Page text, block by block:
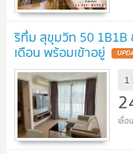
ริทึ่ม สุขุมวิท 50 1B1B
เดือน พร้อมเข้าอยู่
1